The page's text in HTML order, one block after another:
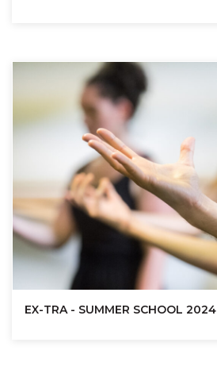
EX-TRA - SUMMER SCHOOL 2024